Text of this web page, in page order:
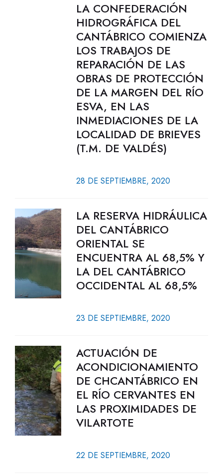
LA CONFEDERACIÓN
HIDROGRÁFICA DEL
CANTÁBRICO COMIENZA
LOS TRABAJOS DE
REPARACIÓN DE LAS
OBRAS DE PROTECCIÓN
DE LA MARGEN DEL RÍO
ESVA, EN LAS
INMEDIACIONES DE LA
LOCALIDAD DE BRIEVES
(T.M. DE VALDÉS)
28 DE SEPTIEMBRE, 2020
LA RESERVA HIDRÁULICA
DEL CANTÁBRICO
ORIENTAL SE
ENCUENTRA AL 68,5% Y
LA DEL CANTÁBRICO
OCCIDENTAL AL 68,5%
23 DE SEPTIEMBRE, 2020
ACTUACIÓN DE
ACONDICIONAMIENTO
DE CHCANTÁBRICO EN
EL RÍO CERVANTES EN
LAS PROXIMIDADES DE
VILARTOTE
22 DE SEPTIEMBRE, 2020